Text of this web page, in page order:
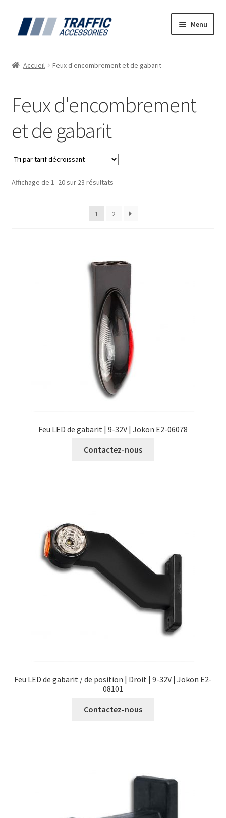
Aller
Aller
au
Menu
Contactez Nous
Mon compte
Notre Catalogue
Offre d’emplois – Vous êtes étudiant(e), dynamique &
Accueil Feux d'encombrement et de gabarit
Feux d'encombrement
et de gabarit
Affichage de 1–20 sur 23 résultatsTrié
décroissant
1 2
Feu LED de gabarit | 9-32V | Jokon E2-06078
Contactez-nous
Feu LED de gabarit / de position | Droit | 9-32V | Jokon E2-
08101
Contactez-nous